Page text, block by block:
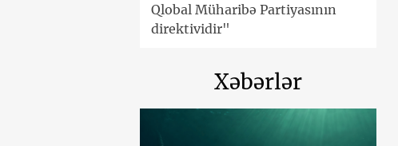
Qlobal Müharibə Partiyasının
direktividir"
Xəbərlər